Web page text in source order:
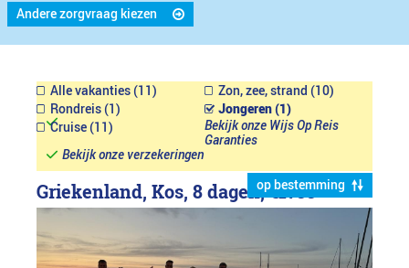
Andere zorgvraag kiezen
Alle vakanties (11)
Zon, zee, strand (10)
Rondreis (1)
Jongeren (1)
Cruise (11)
Bekijk onze Wijs Op Reis
Garanties
Bekijk onze verzekeringen
op bestemming
Griekenland, Kos, 8 dagen,€1799